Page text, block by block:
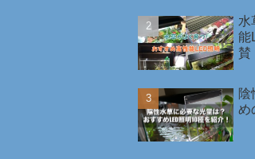
水
能
賛
陰
め